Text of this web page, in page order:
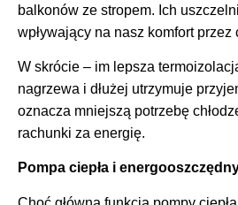
balkonów ze stropem. Ich
wpływający na nasz komfort przez
W skrócie – im lepsza
nagrzewa i dłużej utrzymuje
oznacza mniejszą potrzebę
rachunki za energię.
Pompa ciepła i